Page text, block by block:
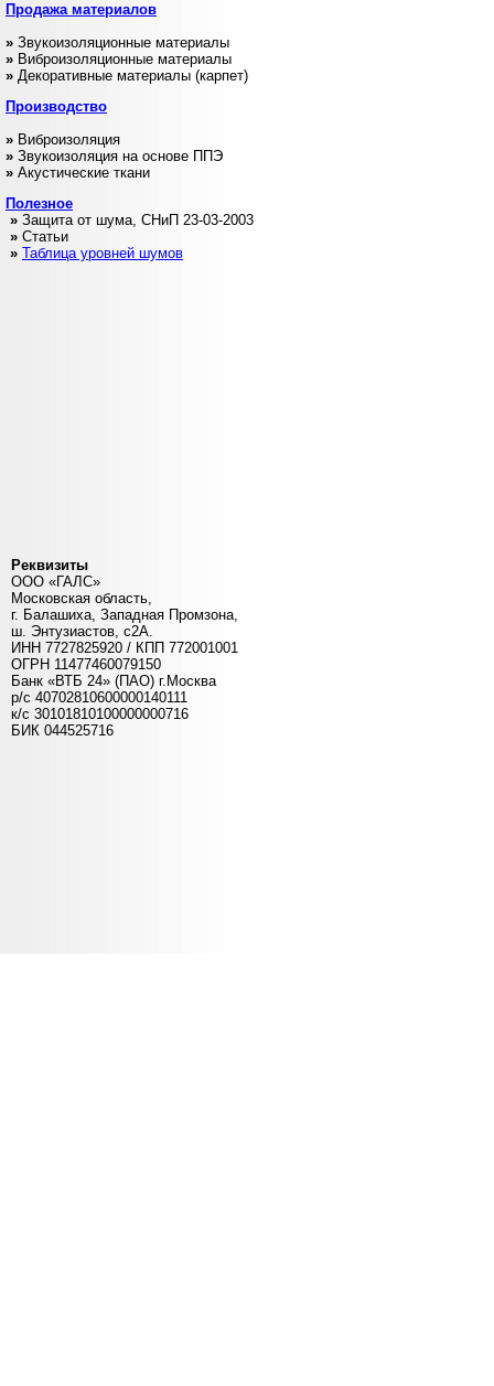
Продажаматериалов
» Звукоизоляционные материалы
» Виброизоляционные материалы
» Декоративные материалы (карпет)
Производство
» Виброизоляция
» Звукоизоляция на основе ППЭ
» Акустические ткани
Полезное
» Защита от шума, СНиП 23-03-2003
» Статьи
» Таблица уровней шумов
Реквизиты
ООО «ГАЛС»
Московская область,
г. Балашиха, Западная Промзона,
ш. Энтузиастов, с2А.
ИНН 7727825920 / КПП 772001001
ОГРН 11477460079150
Банк «ВТБ 24» (ПАО) г.Москва
р/с 40702810600000140111
к/c 30101810100000000716
БИК 044525716